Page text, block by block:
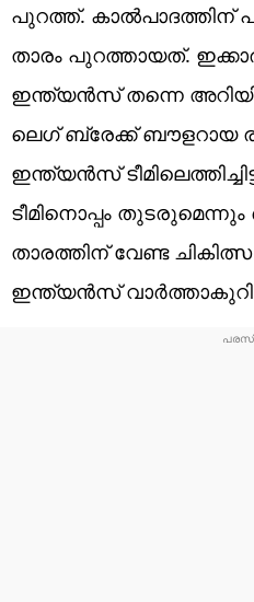
പുറത്ത്. കാൽപാദത്തിന്
താരം പുറത്തായത്.
ഇന്ത്യൻസ് തന്നെ
ലെഗ് ബ്രേക്ക്
ഇന്ത്യൻസ്
ടീമിനൊപ്പം
താരത്തിന് വേണ്ട
ഇന്ത്യൻസ്